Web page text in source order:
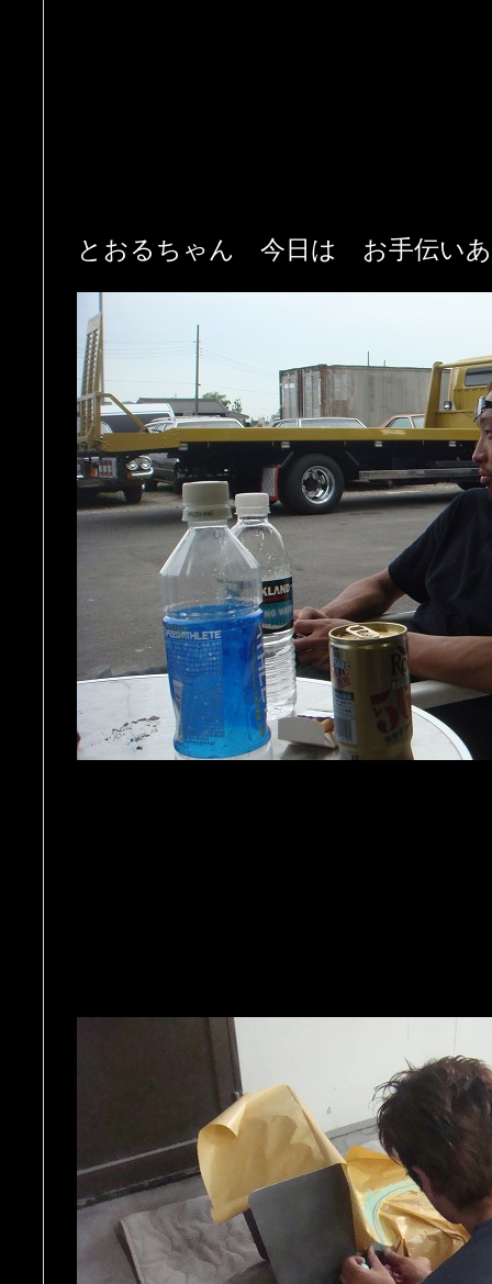
とおるちゃん 今日は お手伝い